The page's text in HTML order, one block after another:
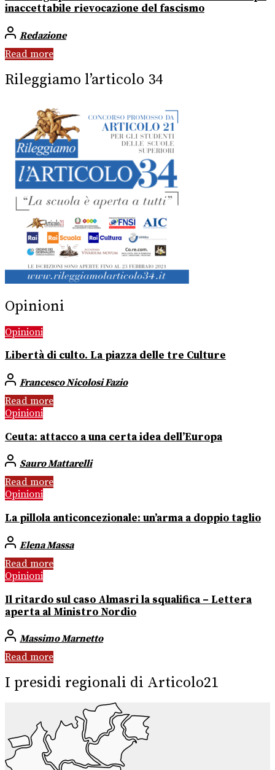
inaccettabile rievocazione del fascismo
Redazione
Read more
Rileggiamo l’articolo 34
Opinioni
Opinioni
Libertà di culto. La piazza delle tre Culture
Francesco Nicolosi Fazio
Read more
Opinioni
Ceuta: attacco a una certa idea dell’Europa
Sauro Mattarelli
Read more
Opinioni
La pillola anticoncezionale: un’arma a doppio taglio
Elena Massa
Read more
Opinioni
Il ritardo sul caso Almasri la squalifica – Lettera
aperta al Ministro Nordio
Massimo Marnetto
Read more
I presidi regionali di Articolo21